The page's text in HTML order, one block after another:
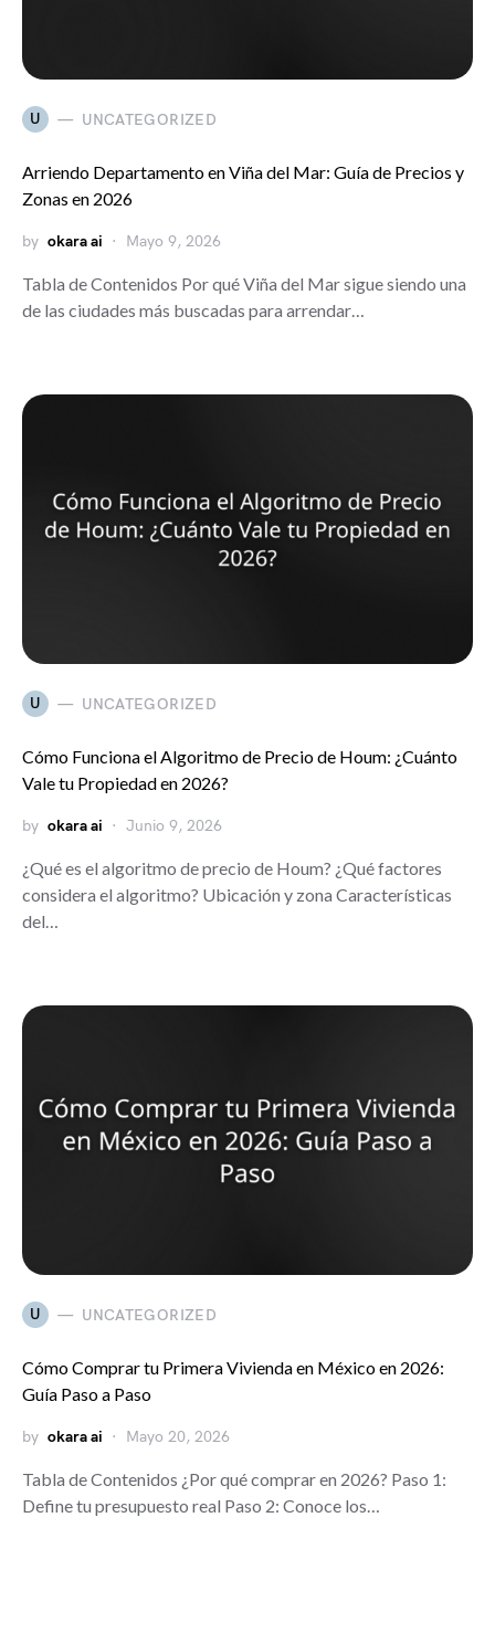
U UNCATEGORIZED
Arriendo Departamento en Viña del Mar: Guía de Precios y
Zonas en 2026
by okara ai Mayo 9, 2026
Tabla de Contenidos Por qué Viña del Mar sigue siendo una
de las ciudades más buscadas para arrendar…
U UNCATEGORIZED
Cómo Funciona el Algoritmo de Precio de Houm: ¿Cuánto
Vale tu Propiedad en 2026?
by okara ai Junio 9, 2026
¿Qué es el algoritmo de precio de Houm? ¿Qué factores
considera el algoritmo? Ubicación y zona Características
del…
U UNCATEGORIZED
Cómo Comprar tu Primera Vivienda en México en 2026:
Guía Paso a Paso
by okara ai Mayo 20, 2026
Tabla de Contenidos ¿Por qué comprar en 2026? Paso 1:
Define tu presupuesto real Paso 2: Conoce los…